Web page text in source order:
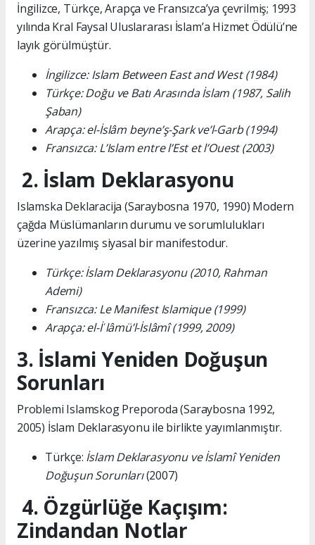
İngilizce, Türkçe, Arapça ve Fransızca’ya çevrilmiş; 1993
yılında Kral Faysal Uluslararası İslam’a Hizmet Ödülü’ne
layık görülmüştür.
İngilizce: Islam Between East and West (1984)
Türkçe: Doğu ve Batı Arasında İslam (1987, Salih
Şaban)
Arapça: el-İslâm beyne’ş-Şark ve’l-Garb (1994)
Fransızca: L’Islam entre l’Est et l’Ouest (2003)
2. İslam Deklarasyonu
Islamska Deklaracija (Saraybosna 1970, 1990) Modern
çağda Müslümanların durumu ve sorumlulukları
üzerine yazılmış siyasal bir manifestodur.
Türkçe: İslam Deklarasyonu (2010, Rahman
Ademi)
Fransızca: Le Manifest Islamique (1999)
Arapça: el-İʿlâmü’l-İslâmî (1999, 2009)
3. İslami Yeniden Doğuşun
Sorunları
Problemi Islamskog Preporoda (Saraybosna 1992,
2005) İslam Deklarasyonu ile birlikte yayımlanmıştır.
Türkçe: İslam Deklarasyonu ve İslamî Yeniden
Doğuşun Sorunları(2007)
4. Özgürlüğe Kaçışım:
Zindandan Notlar